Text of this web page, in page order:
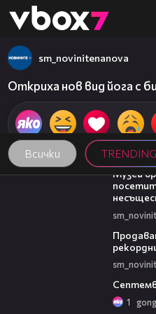
👾
Всички TRENDING
sm_novinitenanova
Откриха нов вид йога с
01:15
Музей
1